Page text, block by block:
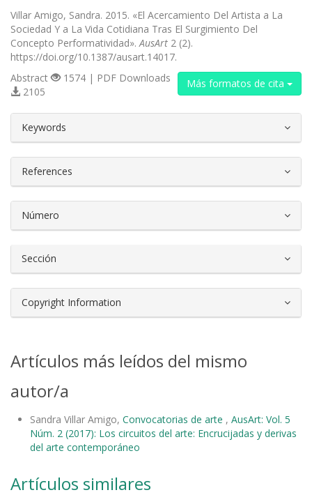
Villar Amigo, Sandra. 2015. «El Acercamiento Del Artista a La
Sociedad Y a La Vida Cotidiana Tras El Surgimiento Del
Concepto Performatividad». AusArt 2 (2).
https://doi.org/10.1387/ausart.14017.
Más formatos de cita
Abstract
1574 | PDF Downloads
2105
Keywords
References
Número
Sección
Copyright Information
Artículos más leídos del mismo
autor/a
Sandra Villar Amigo, Convocatorias de arte , AusArt: Vol. 5
Núm. 2 (2017): Los circuitos del arte: Encrucijadas y derivas
del arte contemporáneo
Artículos similares